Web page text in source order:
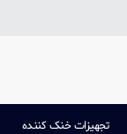
تجهیزات خنک کننده